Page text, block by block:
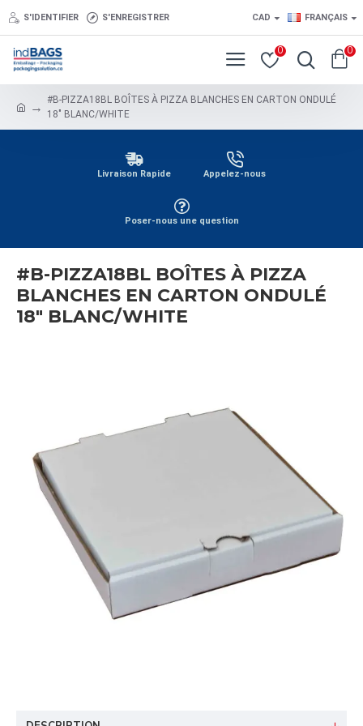
S'IDENTIFIER S'ENREGISTRER CAD FRANÇAIS
0 0
#B-PIZZA18BL BOÎTES À PIZZA BLANCHES EN CARTON ONDULÉ
18" BLANC/WHITE
Livraison Rapide Appelez-nous
Poser-nous une question
#B-PIZZA18BL BOÎTES À PIZZA
BLANCHES EN CARTON ONDULÉ
18" BLANC/WHITE